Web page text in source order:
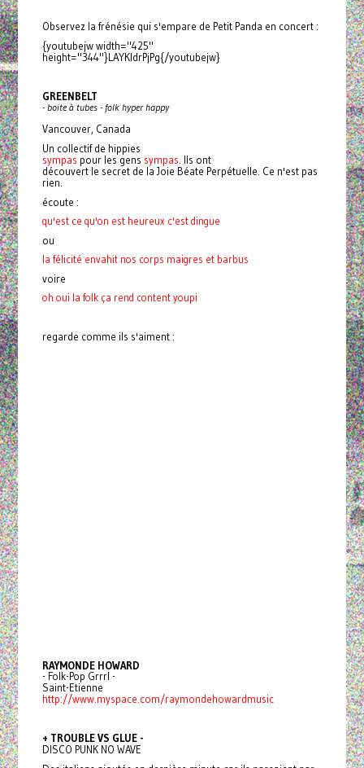
Observez la frénésie qui s'empare de Petit Panda en concert :
{youtubejw width="425"
height="344"}LAYKldrPjPg{/youtubejw}
GREENBELT
- boite à tubes - folk hyper happy
Vancouver, Canada
Un collectif de hippies
sympas pour les gens sympas . Ils ont
découvert le secret de la Joie Béate Perpétuelle. Ce n'est pas
rien.
écoute :
qu'est ce qu'on est heureux c'est dingue
ou
la félicité envahit nos corps maigres et barbus
voire
oh oui la folk ça rend content youpi
regarde comme ils s'aiment :
RAYMONDE HOWARD
- Folk-Pop Grrrl -
Saint-Etienne
http://www.myspace.com/raymondehowardmusic
+ TROUBLE VS GLUE -
DISCO PUNK NO WAVE